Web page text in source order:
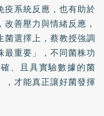
疫系統反應，也有助於
善壓力與情緒反應，
菌選擇上，蔡教授強調
最重要」，不同菌株功
、且具實驗數據的菌
，才能真正讓好菌發揮